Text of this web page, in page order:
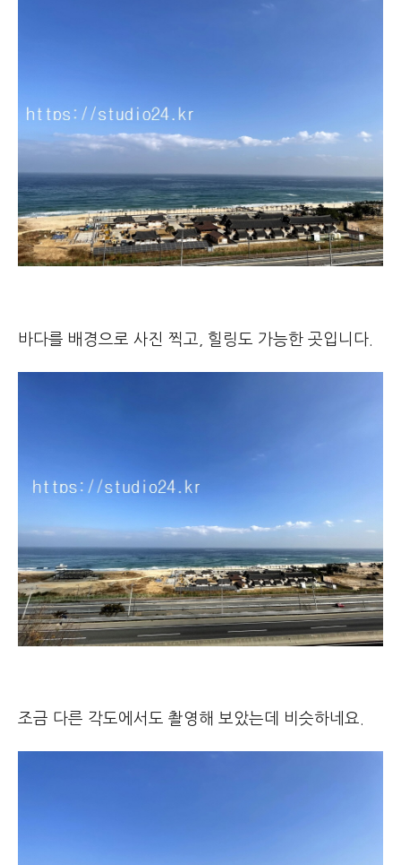
바다를 배경으로 사진 찍고, 힐링도 가능한 곳입니다.
조금 다른 각도에서도 촬영해 보았는데 비슷하네요.